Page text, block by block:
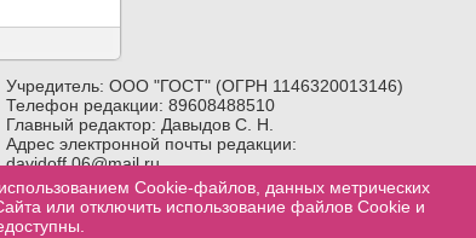
Учредитель: ООО "ГОСТ" (ОГРН 1146320013146)
Телефон редакции: 89608488510
Главный редактор: Давыдов С. Н.
Адрес электронной почты редакции:
davidoff.06@mail.ru
Возрастное ограничение:18+
Cookie-файлов, данных метрических
или отключить использование файлов Cookie и